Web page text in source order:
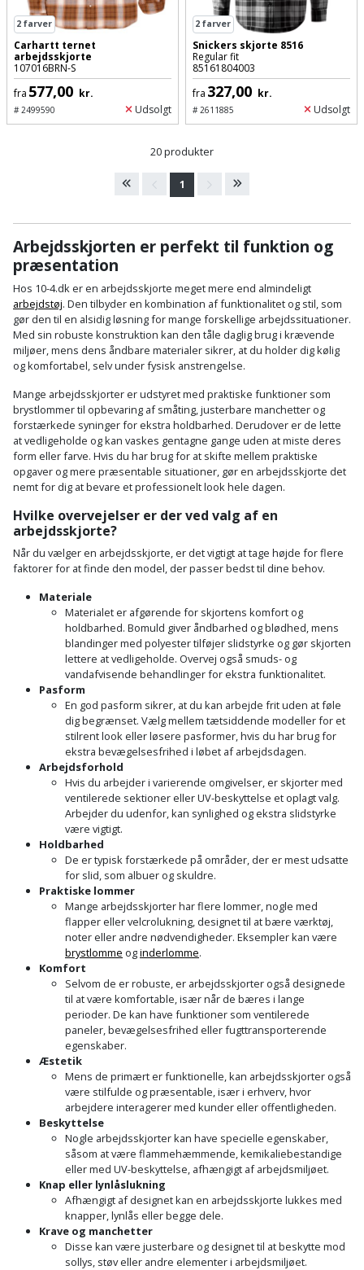
Tommestok
Tømrervinkel
Tragt
og
opbevaring
Værktøjssæt
Vaterpas
Rotationslaser
Rundsav
Rundsavsklinge
Rystepudsertilbehør
Slagboremaskine
Slagnøgle
Slagnøgletilbehør
Slagskruetrækker
Sømpistol
Sømpistoltilbehør
Spånsuger
Stiftepistol
Stiksav
Stiksavsklinge
Støvblæser
Støvsugertilbehør
Svejseværk
svejsemaskine
Tagpladeværktøj
Trekantsliber
Trekantslibertilbehør
Vægscanner
Varmekanon
Varmepistol
Vinkelsliber
Vinkelslibertilbehør
Støttemur
Støvsuger
Strygejern
Trappevanger
Udebruser
afskærmning
Varme
Varmepumpeskjuler
Velux
gardin
2farver
Carhartt ternet
arbejdsskjorte
107016BRN-S
fra 577,00 kr.
#2499590 Udsolgt
2farver
Snickers skjorte 8516
Regular fit
85161804003
fra 327,00 kr.
#2611885 Udsolgt
20 produkter
1
Arbejdsskjorten er perfekt til funktion og
præsentation
Hos 10-4.dk er en arbejdsskjorte meget mere end almindeligt
arbejdstøj. Den tilbyder en kombination af funktionalitet og stil, som
gør den til en alsidig løsning for mange forskellige arbejdssituationer.
Med sin robuste konstruktion kan den tåle daglig brug i krævende
miljøer, mens dens åndbare materialer sikrer, at du holder dig kølig
og komfortabel, selv under fysisk anstrengelse.
Mange arbejdsskjorter er udstyret med praktiske funktioner som
brystlommer til opbevaring af småting, justerbare manchetter og
forstærkede syninger for ekstra holdbarhed. Derudover er de lette
at vedligeholde og kan vaskes gentagne gange uden at miste deres
form eller farve. Hvis du har brug for at skifte mellem praktiske
opgaver og mere præsentable situationer, gør en arbejdsskjorte det
nemt for dig at bevare et professionelt look hele dagen.
Hvilke overvejelser er der ved valg af en
arbejdsskjorte?
Når du vælger en arbejdsskjorte, er det vigtigt at tage højde for flere
faktorer for at finde den model, der passer bedst til dine behov.
Materiale
Materialet er afgørende for skjortens komfort og
holdbarhed. Bomuld giver åndbarhed og blødhed, mens
blandinger med polyester tilføjer slidstyrke og gør skjorten
lettere at vedligeholde. Overvej også smuds- og
vandafvisende behandlinger for ekstra funktionalitet.
Pasform
En god pasform sikrer, at du kan arbejde frit uden at føle
dig begrænset. Vælg mellem tætsiddende modeller for et
stilrent look eller løsere pasformer, hvis du har brug for
ekstra bevægelsesfrihed i løbet af arbejdsdagen.
Arbejdsforhold
Hvis du arbejder i varierende omgivelser, er skjorter med
ventilerede sektioner eller UV-beskyttelse et oplagt valg.
Arbejder du udenfor, kan synlighed og ekstra slidstyrke
være vigtigt.
Holdbarhed
De er typisk forstærkede på områder, der er mest udsatte
for slid, som albuer og skuldre.
Praktiske lommer
Mange arbejdsskjorter har flere lommer, nogle med
flapper eller velcrolukning, designet til at bære værktøj,
noter eller andre nødvendigheder. Eksempler kan være
brystlomme oginderlomme.
Komfort
Selvom de er robuste, er arbejdsskjorter også designede
til at være komfortable, især når de bæres i lange
perioder. De kan have funktioner som ventilerede
paneler, bevægelsesfrihed eller fugttransporterende
egenskaber.
Æstetik
Mens de primært er funktionelle, kan arbejdsskjorter også
være stilfulde og præsentable, især i erhverv, hvor
arbejdere interagerer med kunder eller offentligheden.
Beskyttelse
Nogle arbejdsskjorter kan have specielle egenskaber,
såsom at være flammehæmmende, kemikaliebestandige
eller med UV-beskyttelse, afhængigt af arbejdsmiljøet.
Knap eller lynlåslukning
Afhængigt af designet kan en arbejdsskjorte lukkes med
knapper, lynlås eller begge dele.
Krave og manchetter
Disse kan være justerbare og designet til at beskytte mod
sollys, støv eller andre elementer i arbejdsmiljøet.